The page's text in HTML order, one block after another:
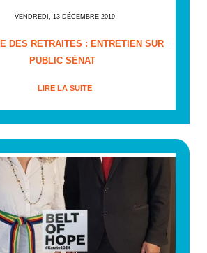
VENDREDI, 13 DÉCEMBRE 2019
DES RETRAITES : ENTRETIEN SUR
PUBLIC SÉNAT
LIRE LA SUITE